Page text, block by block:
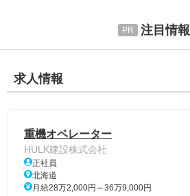
注目情報
求人情報
重機オペレーター
HULK建設株式会社
正社員
北海道
月給28万2,000円～36万9,000円